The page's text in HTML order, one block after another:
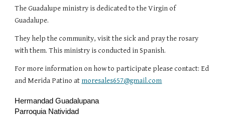
The Guadalupe ministry is dedicated to the Virgin of
Guadalupe.
They help the community, visit the sick and pray the rosary
with them. This ministry is conducted in Spanish.
For more information on how to participate please contact: Ed
and Merida Patino at moresales657@gmail.com
Hermandad Guadalupana
Parroquia Natividad